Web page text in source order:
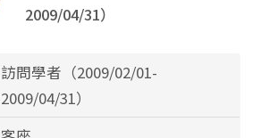
2009/04/31）
訪問學者（2009/02/01-
2009/04/31）